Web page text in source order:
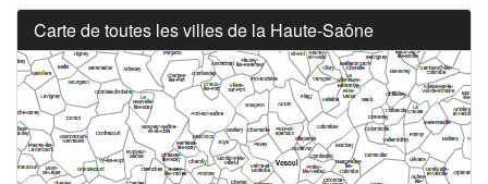
Carte de toutes les villes de la Haute-Saône